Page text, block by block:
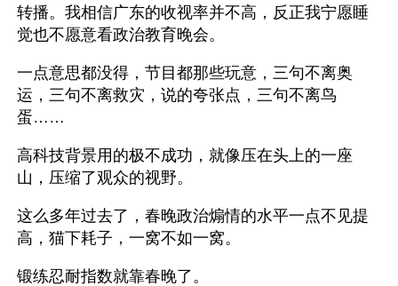
转播。我相信广东的收视率并不高，反正我宁愿睡
觉也不愿意看政治教育晚会。
一点意思都没得，节目都那些玩意，三句不离奥
运，三句不离救灾，说的夸张点，三句不离鸟
蛋……
高科技背景用的极不成功，就像压在头上的一座
山，压缩了观众的视野。
这么多年过去了，春晚政治煽情的水平一点不见提
高，猫下耗子，一窝不如一窝。
锻练忍耐指数就靠春晚了。